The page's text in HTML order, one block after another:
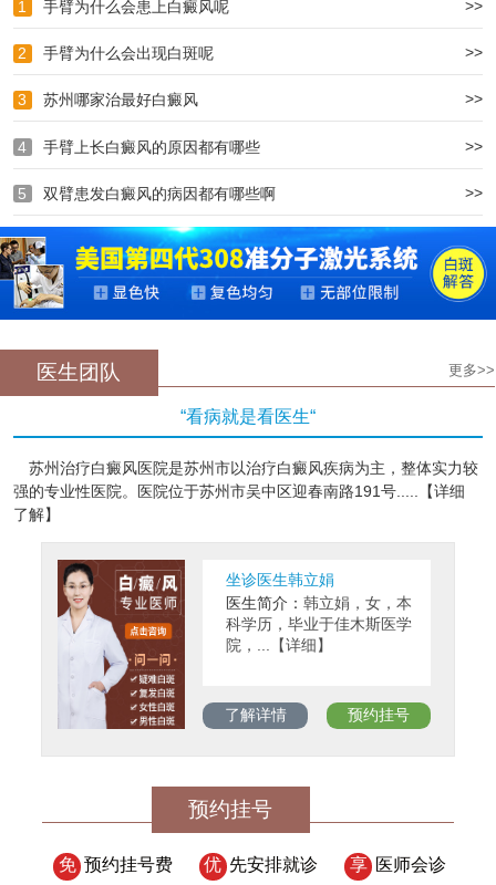
1 手臂为什么会患上白癜风呢 >>
2 手臂为什么会出现白斑呢 >>
3 苏州哪家治最好白癜风 >>
4 手臂上长白癜风的原因都有哪些 >>
5 双臂患发白癜风的病因都有哪些啊 >>
医生团队 更多>>
“看病就是看医生“
苏州治疗白癜风医院是苏州市以治疗白癜风疾病为主，整体实力较
强的专业性医院。医院位于苏州市吴中区迎春南路191号.....【详细
了解】
坐诊医生韩立娟
医生简介： 韩立娟，女，本
科学历，毕业于佳木斯医学
院，...【详细】
了解详情 预约挂号
预约挂号
免 预约挂号费 优 先安排就诊 享 医师会诊